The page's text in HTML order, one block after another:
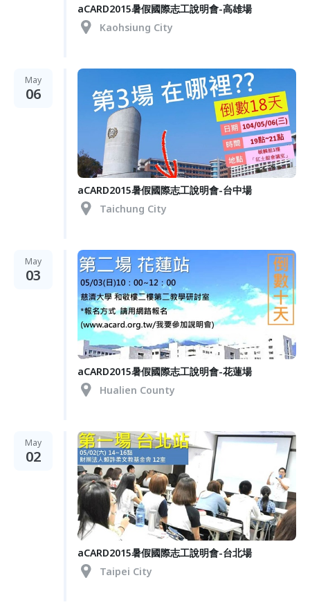
aCARD2015暑假國際志工說明會-高雄場
Kaohsiung City
May
06
aCARD2015暑假國際志工說明會-台中場
Taichung City
May
03
aCARD2015暑假國際志工說明會-花蓮場
Hualien County
May
02
aCARD2015暑假國際志工說明會-台北場
Taipei City